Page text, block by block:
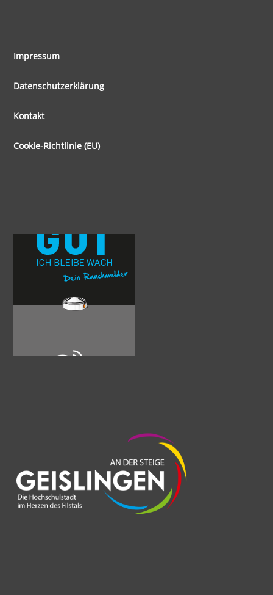
Impressum
Datenschutzerklärung
Kontakt
Cookie-Richtlinie (EU)